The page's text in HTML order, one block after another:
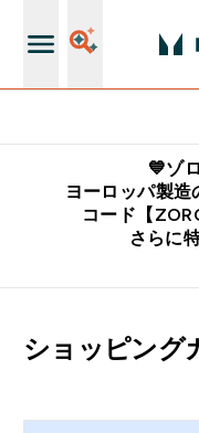
💙ゾ
ヨーロッパ製
コード【
さらに
ショッピング